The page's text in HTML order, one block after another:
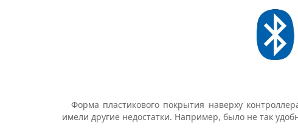
Форма пластикового покрытия наверху
имели другие недостатки. Например, было не так